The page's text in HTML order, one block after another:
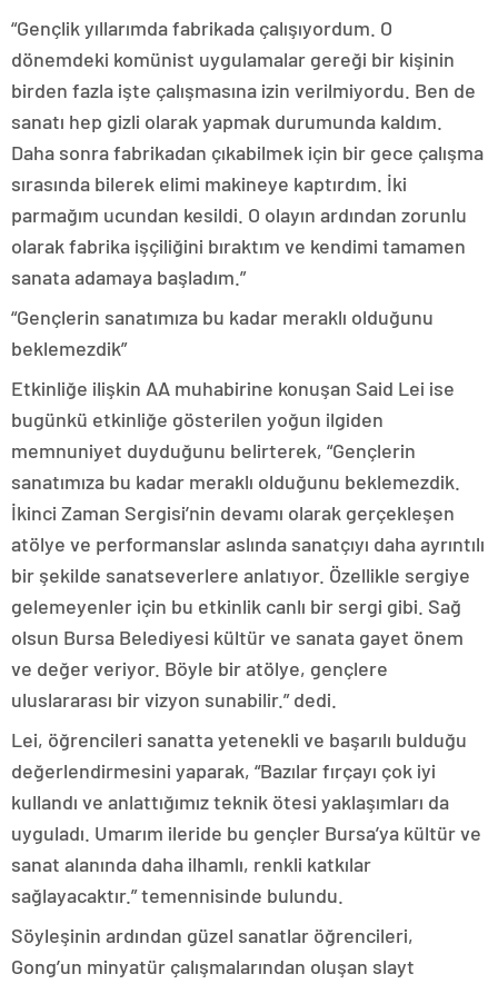
“Gençlik yıllarımda fabrikada çalışıyordum. O
dönemdeki komünist uygulamalar gereği bir kişinin
birden fazla işte çalışmasına izin verilmiyordu. Ben de
sanatı hep gizli olarak yapmak durumunda kaldım.
Daha sonra fabrikadan çıkabilmek için bir gece çalışma
sırasında bilerek elimi makineye kaptırdım. İki
parmağım ucundan kesildi. O olayın ardından zorunlu
olarak fabrika işçiliğini bıraktım ve kendimi tamamen
sanata adamaya başladım.”
“Gençlerin sanatımıza bu kadar meraklı olduğunu
beklemezdik”
Etkinliğe ilişkin AA muhabirine konuşan Said Lei ise
bugünkü etkinliğe gösterilen yoğun ilgiden
memnuniyet duyduğunu belirterek, “Gençlerin
sanatımıza bu kadar meraklı olduğunu beklemezdik.
İkinci Zaman Sergisi’nin devamı olarak gerçekleşen
atölye ve performanslar aslında sanatçıyı daha ayrıntılı
bir şekilde sanatseverlere anlatıyor. Özellikle sergiye
gelemeyenler için bu etkinlik canlı bir sergi gibi. Sağ
olsun Bursa Belediyesi kültür ve sanata gayet önem
ve değer veriyor. Böyle bir atölye, gençlere
uluslararası bir vizyon sunabilir.” dedi.
Lei, öğrencileri sanatta yetenekli ve başarılı bulduğu
değerlendirmesini yaparak, “Bazılar fırçayı çok iyi
kullandı ve anlattığımız teknik ötesi yaklaşımları da
uyguladı. Umarım ileride bu gençler Bursa’ya kültür ve
sanat alanında daha ilhamlı, renkli katkılar
sağlayacaktır.” temennisinde bulundu.
Söyleşinin ardından güzel sanatlar öğrencileri,
Gong’un minyatür çalışmalarından oluşan slayt